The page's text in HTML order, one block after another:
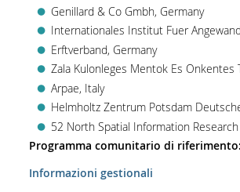
Genillard & Co Gmbh, Germany
Internationales Institut Fuer
Erftverband, Germany
Zala Kulonleges Mentok Es Onkentes
Arpae, Italy
Helmholtz Zentrum Potsdam
52 North Spatial Information
Programma comunitario di riferimento:
Informazioni gestionali